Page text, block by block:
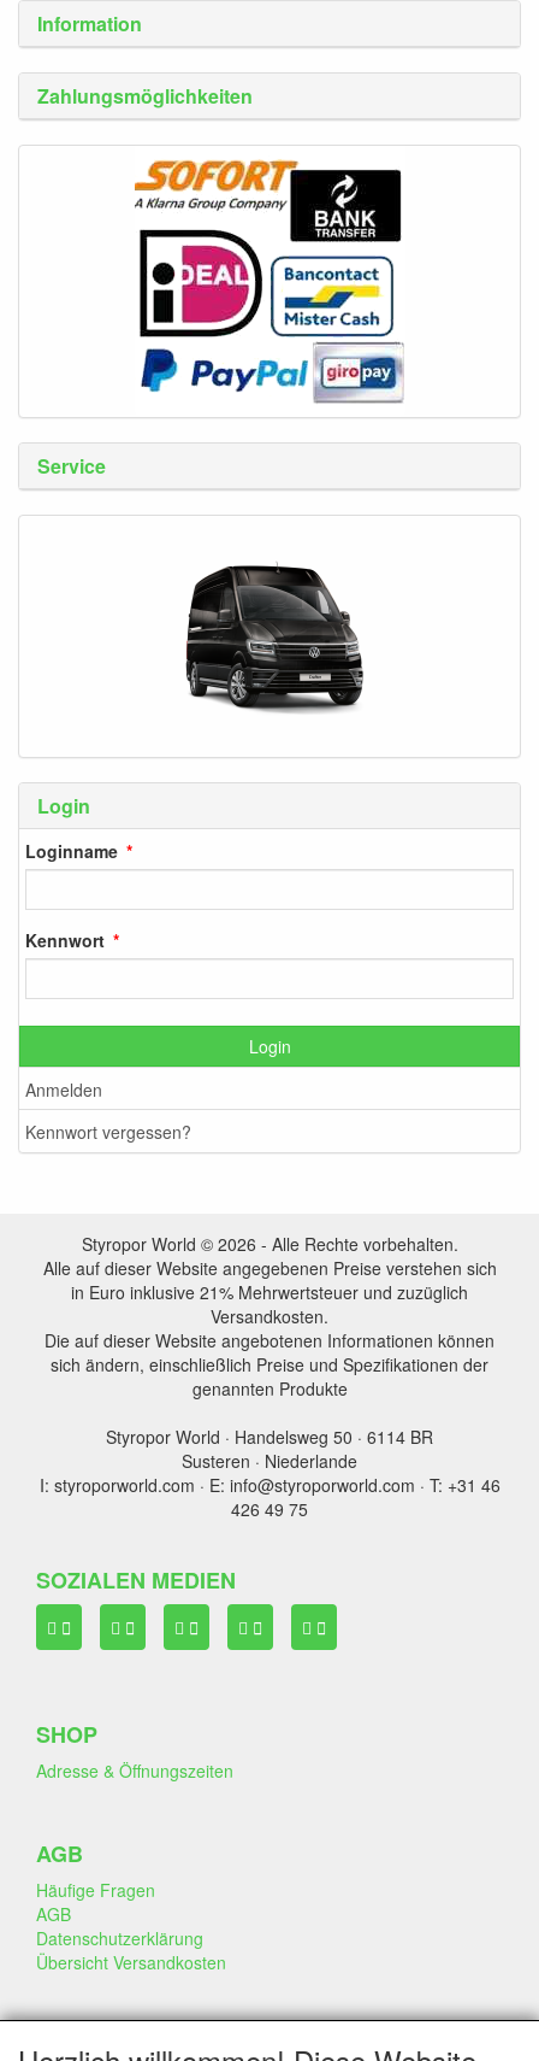
Information
Zahlungsmöglichkeiten
Service
Login
Loginname
Kennwort
Login
Anmelden
Kennwort vergessen?
Styropor World © 2026 - Alle Rechte vorbehalten.
Alle auf dieser Website angegebenen Preise verstehen sich
in Euro inklusive 21% Mehrwertsteuer und zuzüglich
Versandkosten.
Die auf dieser Website angebotenen Informationen können
sich ändern, einschließlich Preise und Spezifikationen der
genannten Produkte
Styropor World · Handelsweg 50 · 6114 BR
Susteren · Niederlande
I: styroporworld.com · E: info@styroporworld.com · T: +31 46
426 49 75
SOZIALEN MEDIEN
SHOP
Adresse & Öffnungszeiten
AGB
Häufige Fragen
AGB
Datenschutzerklärung
Übersicht Versandkosten
GESCHÄFT & INFO